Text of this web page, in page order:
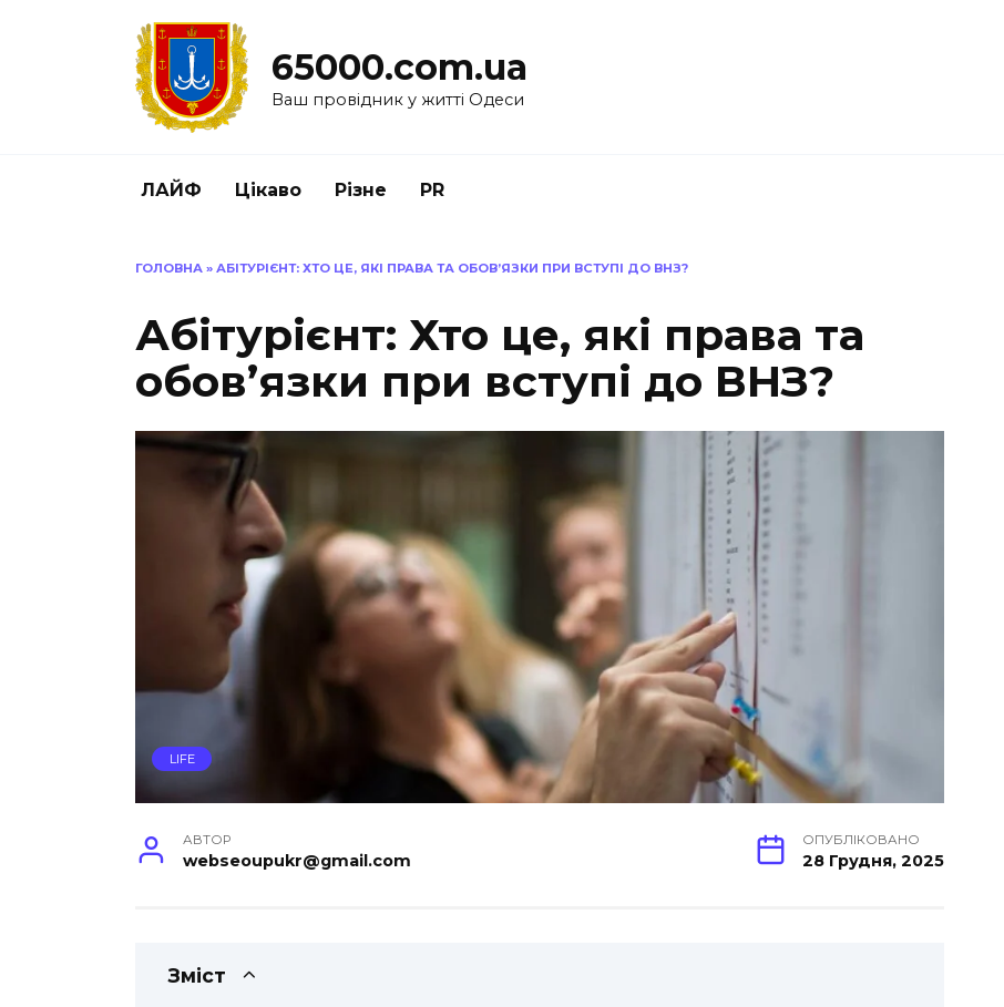
65000.com.ua
Ваш провідник у житті Одеси
ЛАЙФ Цікаво Різне PR
ГОЛОВНА » АБІТУРІЄНТ: ХТО ЦЕ, ЯКІ ПРАВА ТА ОБОВ’ЯЗКИ ПРИ ВСТУПІ ДО ВНЗ?
Абітурієнт: Хто це, які права та
обов’язки при вступі до ВНЗ?
LIFE
АВТОР
webseoupukr@gmail.com
ОПУБЛІКОВАНО
28 Грудня, 2025
Зміст